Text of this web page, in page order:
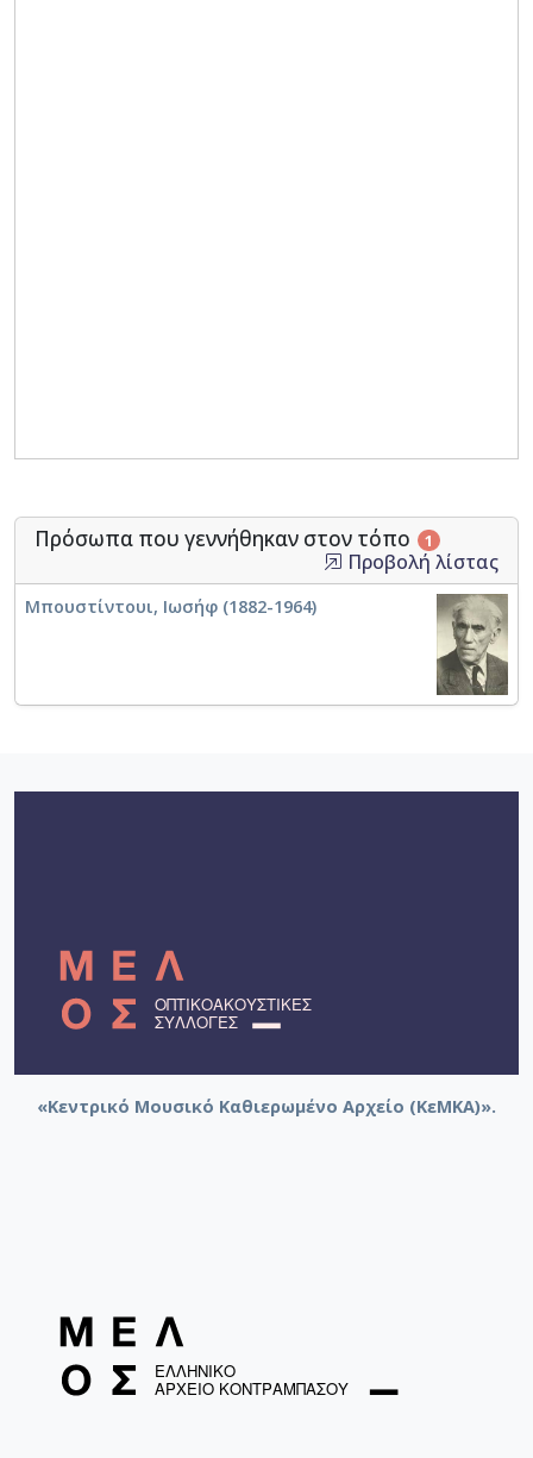
Πρόσωπα που γεννήθηκαν στον τόπο 1
Προβολή λίστας
Μπουστίντουι, Ιωσήφ (1882-1964)
«Κεντρικό Μουσικό Καθιερωμένο Αρχείο (ΚεΜΚΑ)».